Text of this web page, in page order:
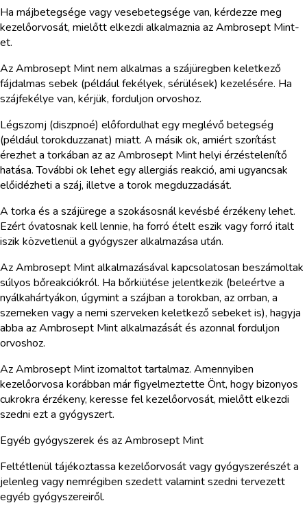
Ha májbetegsége vagy vesebetegsége van, kérdezze meg
kezelőorvosát, mielőtt elkezdi alkalmaznia az Ambrosept Mint-
et.
Az Ambrosept Mint nem alkalmas a szájüregben keletkező
fájdalmas sebek (például fekélyek, sérülések) kezelésére. Ha
szájfekélye van, kérjük, forduljon orvoshoz.
Légszomj (diszpnoé) előfordulhat egy meglévő betegség
(például torokduzzanat) miatt. A másik ok, amiért szorítást
érezhet a torkában az az Ambrosept Mint helyi érzéstelenítő
hatása. További ok lehet egy allergiás reakció, ami ugyancsak
előidézheti a száj, illetve a torok megduzzadását.
A torka és a szájürege a szokásosnál kevésbé érzékeny lehet.
Ezért óvatosnak kell lennie, ha forró ételt eszik vagy forró italt
iszik közvetlenül a gyógyszer alkalmazása után.
Az Ambrosept Mint alkalmazásával kapcsolatosan beszámoltak
súlyos bőreakciókról. Ha bőrkiütése jelentkezik (beleértve a
nyálkahártyákon, úgymint a szájban a torokban, az orrban, a
szemeken vagy a nemi szerveken keletkező sebeket is), hagyja
abba az Ambrosept Mint alkalmazását és azonnal forduljon
orvoshoz.
Az Ambrosept Mint izomaltot tartalmaz. Amennyiben
kezelőorvosa korábban már figyelmeztette Önt, hogy bizonyos
cukrokra érzékeny, keresse fel kezelőorvosát, mielőtt elkezdi
szedni ezt a gyógyszert.
Egyéb gyógyszerek és az Ambrosept Mint
Feltétlenül tájékoztassa kezelőorvosát vagy gyógyszerészét a
jelenleg vagy nemrégiben szedett valamint szedni tervezett
egyéb gyógyszereiről.